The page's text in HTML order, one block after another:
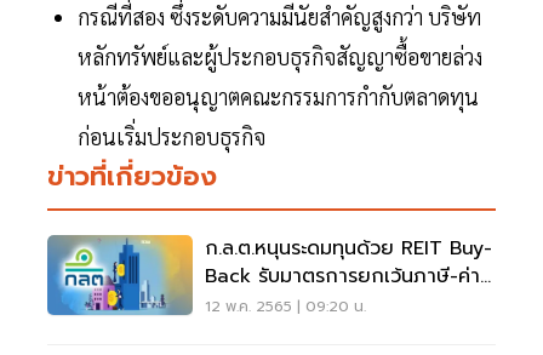
กรณีที่สอง ซึ่งระดับความมีนัยสำคัญสูงกว่า บริษัท
หลักทรัพย์และผู้ประกอบธุรกิจสัญญาซื้อขายล่วง
หน้าต้องขออนุญาตคณะกรรมการกำกับตลาดทุน
ก่อนเริ่มประกอบธุรกิจ
ข่าวที่เกี่ยวข้อง
ก.ล.ต.หนุนระดมทุนด้วย REIT Buy-
Back รับมาตรการยกเว้นภาษี-ค่า
ธรรมเนียม
12 พ.ค. 2565 | 09:20 น.